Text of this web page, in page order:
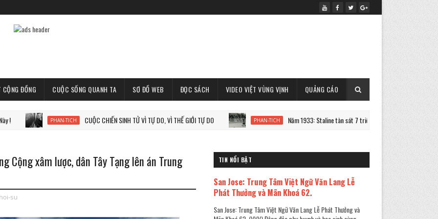
CỘNG ĐỒNG CUỘC SỐNG QUANH TA SƠ ĐỒ WEB ĐỌC SÁCH VIDEO VIỆT VÙNG VỊNH QUẢNG CÁO
PHAN-TICH CUỘC CHIẾN SINH TỬ VÌ TỰ DO, VÌ THẾ GIỚI TỰ DO PHAN-TICH Năm 1933: Staline tàn sát 7 triệu người Ukraine PHAN-
Cộng xâm lược, dân Tây Tạng lên án Trung
su
TIN NỔI BẬT
San Jose: Trung Tâm Việt Ngữ Văn Lang Lễ
Phát Thưởng và Mãn Khoá 62.
San Jose: Trung Tâm Việt Ngữ Văn Lang Lễ Phát Thưởng và